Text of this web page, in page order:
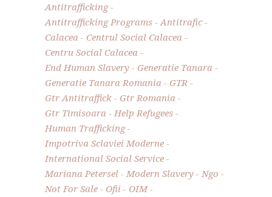
Antitrafficking
Antitrafficking Programs
Antitrafic
Calacea
Centrul Social Calacea
Centru Social Calacea
End Human Slavery
Generatie Tanara
Generatie Tanara Romania
GTR
Gtr Antitraffick
Gtr Romania
Gtr Timisoara
Help Refugees
Human Trafficking
Impotriva Sclaviei Moderne
International Social Service
Mariana Petersel
Modern Slavery
Ngo
Not For Sale
Ofii
OIM